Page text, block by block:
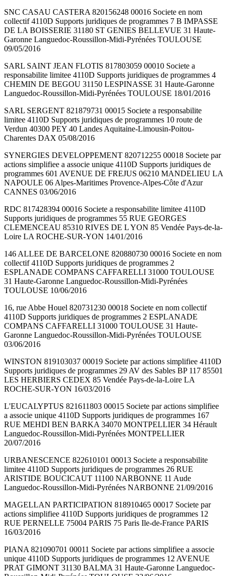
SNC CASAU CASTERA 820156248 00016 Societe en nom
collectif 4110D Supports juridiques de programmes 7 B IMPASSE
DE LA BOISSERIE 31180 ST GENIES BELLEVUE 31 Haute-
Garonne Languedoc-Roussillon-Midi-Pyrénées TOULOUSE
09/05/2016
SARL SAINT JEAN FLOTIS 817803059 00010 Societe a
responsabilite limitee 4110D Supports juridiques de programmes 4
CHEMIN DE BEGOU 31150 LESPINASSE 31 Haute-Garonne
Languedoc-Roussillon-Midi-Pyrénées TOULOUSE 18/01/2016
SARL SERGENT 821879731 00015 Societe a responsabilite
limitee 4110D Supports juridiques de programmes 10 route de
Verdun 40300 PEY 40 Landes Aquitaine-Limousin-Poitou-
Charentes DAX 05/08/2016
SYNERGIES DEVELOPPEMENT 820712255 00018 Societe par
actions simplifiee a associe unique 4110D Supports juridiques de
programmes 601 AVENUE DE FREJUS 06210 MANDELIEU LA
NAPOULE 06 Alpes-Maritimes Provence-Alpes-Côte d'Azur
CANNES 03/06/2016
RDC 817428394 00016 Societe a responsabilite limitee 4110D
Supports juridiques de programmes 55 RUE GEORGES
CLEMENCEAU 85310 RIVES DE L YON 85 Vendée Pays-de-la-
Loire LA ROCHE-SUR-YON 14/01/2016
146 ALLEE DE BARCELONE 820880730 00016 Societe en nom
collectif 4110D Supports juridiques de programmes 2
ESPLANADE COMPANS CAFFARELLI 31000 TOULOUSE
31 Haute-Garonne Languedoc-Roussillon-Midi-Pyrénées
TOULOUSE 10/06/2016
16, rue Abbe Houel 820731230 00018 Societe en nom collectif
4110D Supports juridiques de programmes 2 ESPLANADE
COMPANS CAFFARELLI 31000 TOULOUSE 31 Haute-
Garonne Languedoc-Roussillon-Midi-Pyrénées TOULOUSE
03/06/2016
WINSTON 819103037 00019 Societe par actions simplifiee 4110D
Supports juridiques de programmes 29 AV des Sables BP 117 85501
LES HERBIERS CEDEX 85 Vendée Pays-de-la-Loire LA
ROCHE-SUR-YON 16/03/2016
L'EUCALYPTUS 821611803 00015 Societe par actions simplifiee
a associe unique 4110D Supports juridiques de programmes 167
RUE MEHDI BEN BARKA 34070 MONTPELLIER 34 Hérault
Languedoc-Roussillon-Midi-Pyrénées MONTPELLIER
20/07/2016
URBANESCENCE 822610101 00013 Societe a responsabilite
limitee 4110D Supports juridiques de programmes 26 RUE
ARISTIDE BOUCICAUT 11100 NARBONNE 11 Aude
Languedoc-Roussillon-Midi-Pyrénées NARBONNE 21/09/2016
MAGELLAN PARTICIPATION 818910465 00017 Societe par
actions simplifiee 4110D Supports juridiques de programmes 12
RUE PERNELLE 75004 PARIS 75 Paris Ile-de-France PARIS
16/03/2016
PIANA 821090701 00011 Societe par actions simplifiee a associe
unique 4110D Supports juridiques de programmes 12 AVENUE
PRAT GIMONT 31130 BALMA 31 Haute-Garonne Languedoc-